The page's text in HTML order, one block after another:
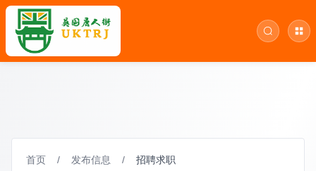
首页 / 发布信息 / 招聘求职